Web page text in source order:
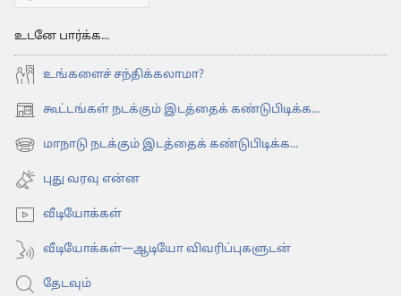
உடனே பார்க்க...
உங்களைச் சந்திக்கலாமா?
கூட்டங்கள் நடக்கும் இடத்தைக் கண்டுபிடிக்க...
(opens
new மாநாடு நடக்கும் இடத்தைக் கண்டுபிடிக்க...
(opens
new
window)
புது வரவு என்ன
வீடியோக்கள்
வீடியோக்கள்—ஆடியோ விவரிப்புகளுடன்
தேடவும்